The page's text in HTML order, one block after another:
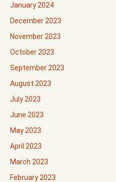
January 2024
December 2023
November 2023
October 2023
September 2023
August 2023
July 2023
June 2023
May 2023
April 2023
March 2023
February 2023